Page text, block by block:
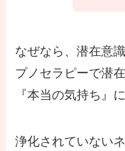
なぜなら、潜在意
プノセラピーで潜
『本当の気持ち』
浄化されていない